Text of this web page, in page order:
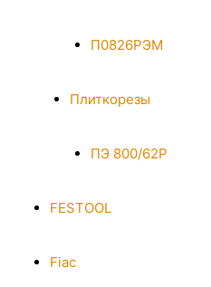
П0826РЭМ
Плиткорезы
ПЭ 800/62Р
FESTOOL
Fiac